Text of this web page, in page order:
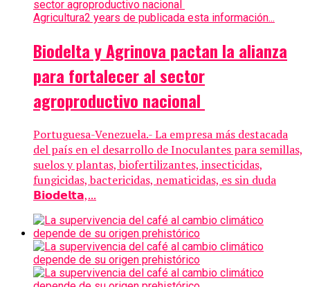
Agricultura2 years de publicada esta información...
Biodelta y Agrinova pactan la alianza
para fortalecer al sector
agroproductivo nacional ⁣
Portuguesa-Venezuela.- La empresa más destacada
del país en el desarrollo de Inoculantes para semillas,
suelos y plantas, biofertilizantes, insecticidas,
fungicidas, bactericidas, nematicidas, es sin duda
𝗕𝗶𝗼𝗱𝗲𝗹𝘁𝗮,...